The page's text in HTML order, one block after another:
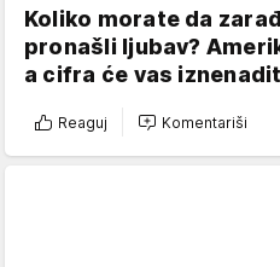
Koliko morate da
pronašli ljubav?
a cifra će vas
Reaguj Komentariši